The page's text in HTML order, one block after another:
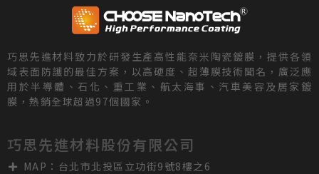
巧思先進材料致力於研發生產高性能奈米陶瓷鍍膜，提供各領
域表面防護的最佳方案，以高硬度、超薄膜技術聞名，廣泛應
用於半導體、石化、重工業、航太海事、汽車美容及居家鍍
膜，熱銷全球超過97個國家。
巧思先進材料股份有限公司
MAP：台北市北投區立功街9號8樓之6